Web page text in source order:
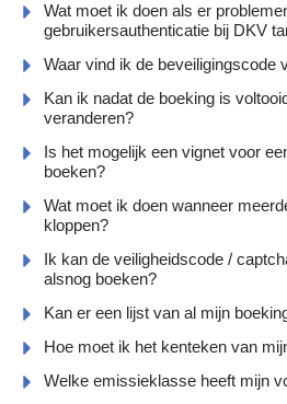
Wat moet ik doen als er
gebruikersauthenticatie bij DKV
Waar vind ik de beveiligingscode
Kan ik nadat de boeking is
veranderen?
Is het mogelijk een vignet voor
boeken?
Wat moet ik doen wanneer
kloppen?
Ik kan de veiligheidscode /
alsnog boeken?
Kan er een lijst van al mijn
Hoe moet ik het kenteken van
Welke emissieklasse heeft mijn